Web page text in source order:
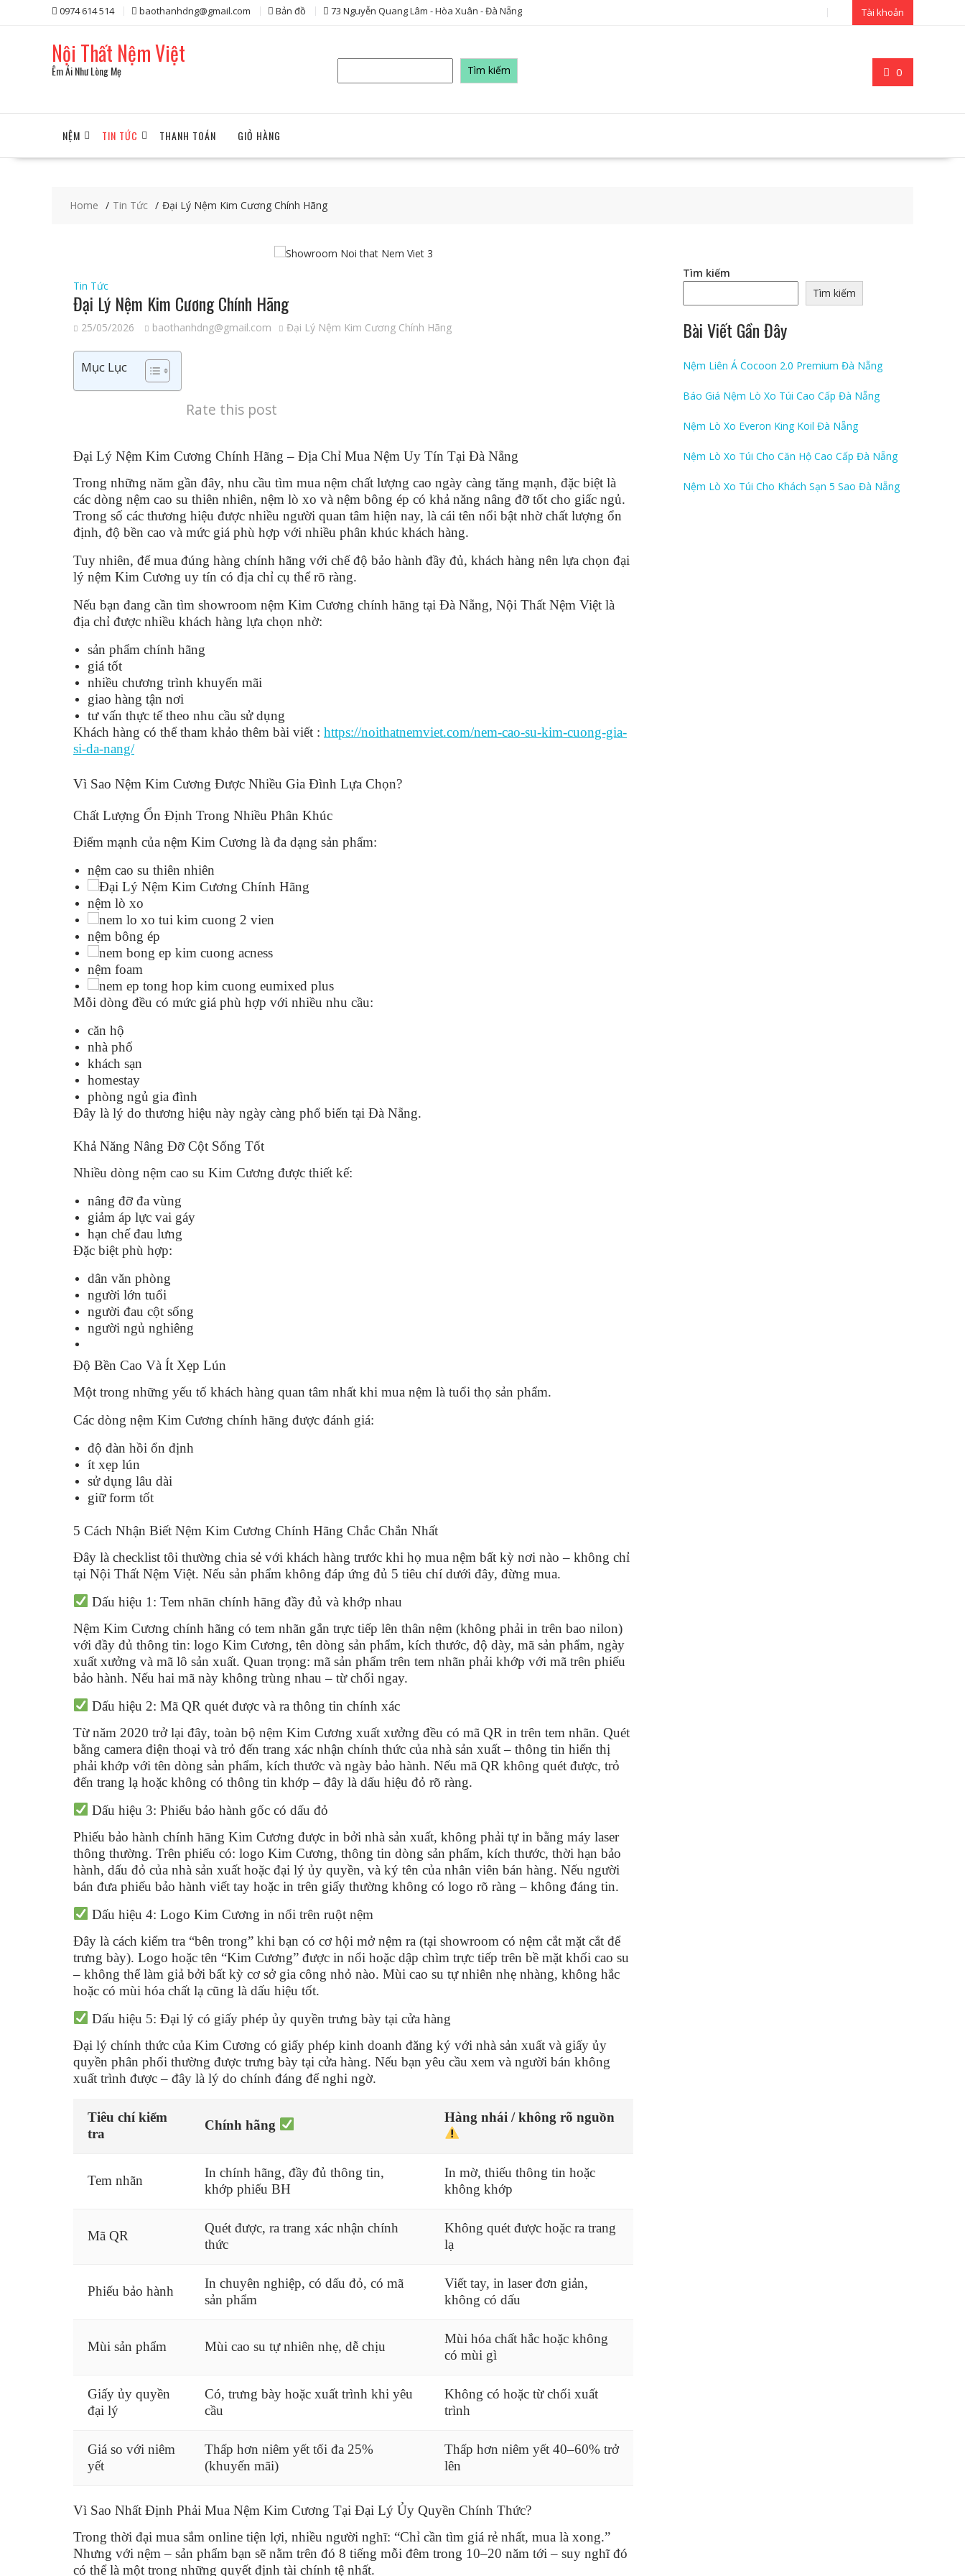
0974 614 514 baothanhdng@gmail.com Bản đồ 73 Nguyễn Quang Lâm - Hòa Xuân - Đà Nẵng Tài khoản
Nội Thất Nệm Việt
Êm Ái Như Lòng Mẹ 0
kiếm
Tìm kiếm
NỆM TIN TỨC THANH TOÁN GIỎ HÀNG
Home Tin Tức Đại Lý Nệm Kim Cương Chính Hãng
Tin Tức
Đại Lý Nệm Kim Cương Chính Hãng
25/05/2026 baothanhdng@gmail.com Đại Lý Nệm Kim Cương Chính Hãng
Mục Lục
Rate this post
Đại Lý Nệm Kim Cương Chính Hãng – Địa Chỉ Mua Nệm Uy Tín Tại Đà Nẵng
Trong những năm gần đây, nhu cầu tìm mua nệm chất lượng cao ngày càng tăng mạnh, đặc biệt là
các dòng nệm cao su thiên nhiên, nệm lò xo và nệm bông ép có khả năng nâng đỡ tốt cho giấc ngủ.
Trong số các thương hiệu được nhiều người quan tâm hiện nay, là cái tên nổi bật nhờ chất lượng ổn
định, độ bền cao và mức giá phù hợp với nhiều phân khúc khách hàng.
Tuy nhiên, để mua đúng hàng chính hãng với chế độ bảo hành đầy đủ, khách hàng nên lựa chọn đại
lý nệm Kim Cương uy tín có địa chỉ cụ thể rõ ràng.
Nếu bạn đang cần tìm showroom nệm Kim Cương chính hãng tại Đà Nẵng, Nội Thất Nệm Việt là
địa chỉ được nhiều khách hàng lựa chọn nhờ:
sản phẩm chính hãng
giá tốt
nhiều chương trình khuyến mãi
giao hàng tận nơi
tư vấn thực tế theo nhu cầu sử dụng
Khách hàng có thể tham khảo thêm bài viết : https://noithatnemviet.com/nem-cao-su-kim-cuong-gia-
si-da-nang/
Vì Sao Nệm Kim Cương Được Nhiều Gia Đình Lựa Chọn?
Chất Lượng Ổn Định Trong Nhiều Phân Khúc
Điểm mạnh của nệm Kim Cương là đa dạng sản phẩm:
nệm cao su thiên nhiên
nệm lò xo
nệm bông ép
nệm foam
Mỗi dòng đều có mức giá phù hợp với nhiều nhu cầu:
căn hộ
nhà phố
khách sạn
homestay
phòng ngủ gia đình
Đây là lý do thương hiệu này ngày càng phổ biến tại Đà Nẵng.
Khả Năng Nâng Đỡ Cột Sống Tốt
Nhiều dòng nệm cao su Kim Cương được thiết kế:
nâng đỡ đa vùng
giảm áp lực vai gáy
hạn chế đau lưng
Đặc biệt phù hợp:
dân văn phòng
người lớn tuổi
người đau cột sống
người ngủ nghiêng
Độ Bền Cao Và Ít Xẹp Lún
Một trong những yếu tố khách hàng quan tâm nhất khi mua nệm là tuổi thọ sản phẩm.
Các dòng nệm Kim Cương chính hãng được đánh giá:
độ đàn hồi ổn định
ít xẹp lún
sử dụng lâu dài
giữ form tốt
5 Cách Nhận Biết Nệm Kim Cương Chính Hãng Chắc Chắn Nhất
Đây là checklist tôi thường chia sẻ với khách hàng trước khi họ mua nệm bất kỳ nơi nào – không chỉ
tại Nội Thất Nệm Việt. Nếu sản phẩm không đáp ứng đủ 5 tiêu chí dưới đây, đừng mua.
Dấu hiệu 1: Tem nhãn chính hãng đầy đủ và khớp nhau
Nệm Kim Cương chính hãng có tem nhãn gắn trực tiếp lên thân nệm (không phải in trên bao nilon)
với đầy đủ thông tin: logo Kim Cương, tên dòng sản phẩm, kích thước, độ dày, mã sản phẩm, ngày
xuất xưởng và mã lô sản xuất. Quan trọng: mã sản phẩm trên tem nhãn phải khớp với mã trên phiếu
bảo hành. Nếu hai mã này không trùng nhau – từ chối ngay.
Dấu hiệu 2: Mã QR quét được và ra thông tin chính xác
Từ năm 2020 trở lại đây, toàn bộ nệm Kim Cương xuất xưởng đều có mã QR in trên tem nhãn. Quét
bằng camera điện thoại và trỏ đến trang xác nhận chính thức của nhà sản xuất – thông tin hiển thị
phải khớp với tên dòng sản phẩm, kích thước và ngày bảo hành. Nếu mã QR không quét được, trỏ
đến trang lạ hoặc không có thông tin khớp – đây là dấu hiệu đỏ rõ ràng.
Dấu hiệu 3: Phiếu bảo hành gốc có dấu đỏ
Phiếu bảo hành chính hãng Kim Cương được in bởi nhà sản xuất, không phải tự in bằng máy laser
thông thường. Trên phiếu có: logo Kim Cương, thông tin dòng sản phẩm, kích thước, thời hạn bảo
hành, dấu đỏ của nhà sản xuất hoặc đại lý ủy quyền, và ký tên của nhân viên bán hàng. Nếu người
bán đưa phiếu bảo hành viết tay hoặc in trên giấy thường không có logo rõ ràng – không đáng tin.
Dấu hiệu 4: Logo Kim Cương in nổi trên ruột nệm
Đây là cách kiểm tra “bên trong” khi bạn có cơ hội mở nệm ra (tại showroom có nệm cắt mặt cắt để
trưng bày). Logo hoặc tên “Kim Cương” được in nổi hoặc dập chìm trực tiếp trên bề mặt khối cao su
– không thể làm giả bởi bất kỳ cơ sở gia công nhỏ nào. Mùi cao su tự nhiên nhẹ nhàng, không hắc
hoặc có mùi hóa chất lạ cũng là dấu hiệu tốt.
Dấu hiệu 5: Đại lý có giấy phép ủy quyền trưng bày tại cửa hàng
Đại lý chính thức của Kim Cương có giấy phép kinh doanh đăng ký với nhà sản xuất và giấy ủy
quyền phân phối thường được trưng bày tại cửa hàng. Nếu bạn yêu cầu xem và người bán không
xuất trình được – đây là lý do chính đáng để nghi ngờ.
Tiêu chí kiểm
tra
Chính hãng
Hàng nhái / không rõ nguồn
Tem nhãn
In chính hãng, đầy đủ thông tin,
khớp phiếu BH
In mờ, thiếu thông tin hoặc
không khớp
Mã QR
Quét được, ra trang xác nhận chính
thức
Không quét được hoặc ra trang
lạ
Phiếu bảo hành
In chuyên nghiệp, có dấu đỏ, có mã
sản phẩm
Viết tay, in laser đơn giản,
không có dấu
Mùi sản phẩm Mùi cao su tự nhiên nhẹ, dễ chịu
Mùi hóa chất hắc hoặc không
có mùi gì
Giấy ủy quyền
đại lý
Có, trưng bày hoặc xuất trình khi yêu
cầu
Không có hoặc từ chối xuất
trình
Giá so với niêm
yết
Thấp hơn niêm yết tối đa 25%
(khuyến mãi)
Thấp hơn niêm yết 40–60% trở
lên
Vì Sao Nhất Định Phải Mua Nệm Kim Cương Tại Đại Lý Ủy Quyền Chính Thức?
Trong thời đại mua sắm online tiện lợi, nhiều người nghĩ: “Chỉ cần tìm giá rẻ nhất, mua là xong.”
Nhưng với nệm – sản phẩm bạn sẽ nằm trên đó 8 tiếng mỗi đêm trong 10–20 năm tới – suy nghĩ đó
có thể là một trong những quyết định tài chính tệ nhất.
Tìm kiếm
Tìm kiếm
Bài Viết Gần Đây
Nệm Liên Á Cocoon 2.0 Premium Đà Nẵng
Báo Giá Nệm Lò Xo Túi Cao Cấp Đà Nẵng
Nệm Lò Xo Everon King Koil Đà Nẵng
Nệm Lò Xo Túi Cho Căn Hộ Cao Cấp Đà Nẵng
Nệm Lò Xo Túi Cho Khách Sạn 5 Sao Đà Nẵng